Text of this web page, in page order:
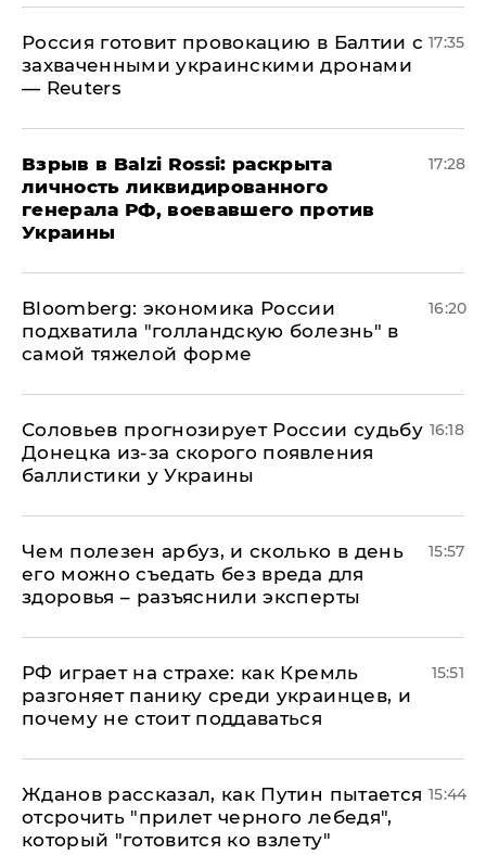
​Россия готовит провокацию в Балтии с
захваченными украинскими дронами
— Reuters
17:35
​Взрыв в Balzi Rossi: раскрыта
личность ликвидированного
генерала РФ, воевавшего против
Украины
17:28
Bloomberg: экономика России
подхватила "голландскую болезнь" в
самой тяжелой форме
16:20
Соловьев прогнозирует России судьбу
Донецка из-за скорого появления
баллистики у Украины
16:18
Чем полезен арбуз, и сколько в день
его можно съедать без вреда для
здоровья – разъяснили эксперты
15:57
РФ играет на страхе: как Кремль
разгоняет панику среди украинцев, и
почему не стоит поддаваться
15:51
Жданов рассказал, как Путин пытается
отсрочить "прилет черного лебедя",
который "готовится ко взлету"
15:44